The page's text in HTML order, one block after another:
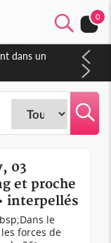
0
nationale
03
et proche
interpellés
le
forces de